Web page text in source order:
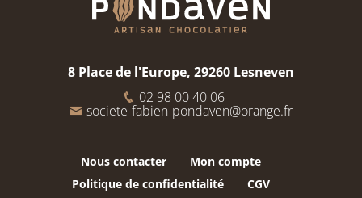
8 Place de l'Europe, 29260 Lesneven
02 98 00 40 06
societe-fabien-pondaven@orange.fr
Nous contacter
Mon compte
Politique de confidentialité
CGV